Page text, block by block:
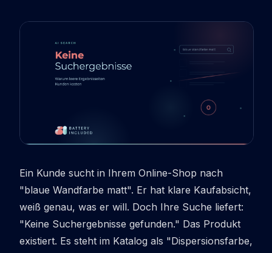
DEMO BUCHEN
Ein Kunde sucht in Ihrem Online-Shop nach
"blaue Wandfarbe matt". Er hat klare Kaufabsicht,
weiß genau, was er will. Doch Ihre Suche liefert:
"Keine Suchergebnisse gefunden." Das Produkt
existiert. Es steht im Katalog als "Dispersionsfarbe,